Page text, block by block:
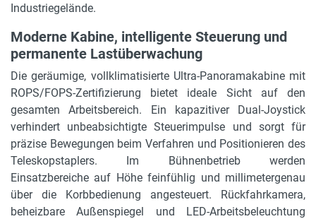
Industriegelände.
Moderne Kabine, intelligente Steuerung und
permanente Lastüberwachung
Die geräumige, vollklimatisierte Ultra-Panoramakabine mit
ROPS/FOPS-Zertifizierung bietet ideale Sicht auf den
gesamten Arbeitsbereich. Ein kapazitiver Dual-Joystick
verhindert unbeabsichtigte Steuerimpulse und sorgt für
präzise Bewegungen beim Verfahren und Positionieren des
Teleskopstaplers. Im Bühnenbetrieb werden
Einsatzbereiche auf Höhe feinfühlig und millimetergenau
über die Korbbedienung angesteuert. Rückfahrkamera,
beheizbare Außenspiegel und LED-Arbeitsbeleuchtung